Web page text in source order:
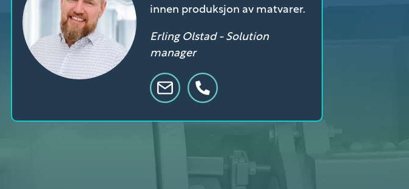
innen produksjon av matvarer.
Erling Olstad - Solution
manager